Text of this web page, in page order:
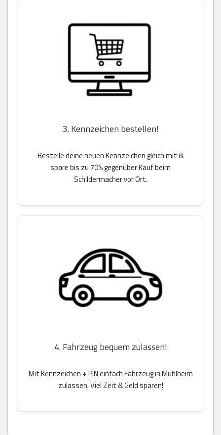
3. Kennzeichen bestellen!
Bestelle deine neuen Kennzeichen gleich mit &
spare bis zu 70% gegenüber Kauf beim
Schildermacher vor Ort.
4. Fahrzeug bequem zulassen!
Mit Kennzeichen + PIN einfach Fahrzeug in Mühlheim
zulassen. Viel Zeit & Geld sparen!